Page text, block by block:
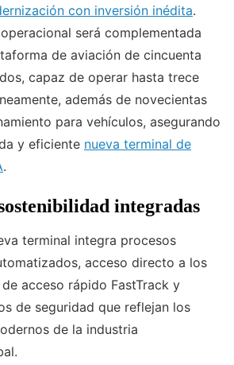
con inversión inédita.
será complementada
de aviación de cincuenta
capaz de operar hasta trece
además de novecientas
para vehículos, asegurando
y eficiente nueva terminal de
.
integradas
terminal integra procesos
acceso directo a los
de acceso rápido FastTrack y
de seguridad que reflejan los
de la industria